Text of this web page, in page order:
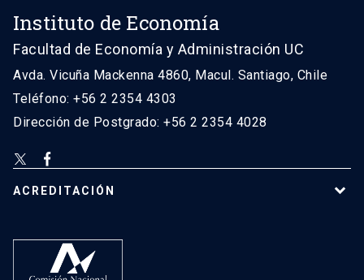
Instituto de Economía
Facultad de Economía y Administración UC
Avda. Vicuña Mackenna 4860, Macul. Santiago, Chile
Teléfono: +56 2 2354 4303
Dirección de Postgrado: +56 2 2354 4028
ACREDITACIÓN